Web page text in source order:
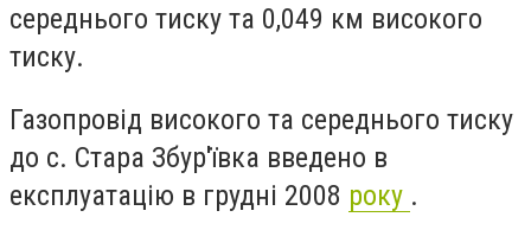
середнього тиску та 0,049 км високого
тиску.
Газопровід високого та середнього тиску
до с. Стара Збур'ївка введено в
експлуатацію в грудні 2008 року .